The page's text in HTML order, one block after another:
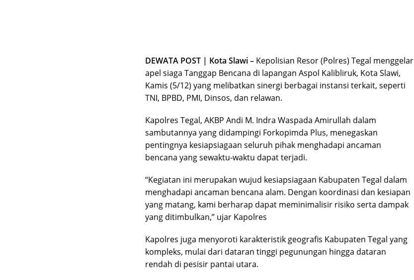
DEWATA POST | Kota Slawi – Kepolisian Resor (Polres) Tegal menggelar
apel siaga Tanggap Bencana di lapangan Aspol Kalibliruk, Kota Slawi,
Kamis (5/12) yang melibatkan sinergi berbagai instansi terkait, seperti
TNI, BPBD, PMI, Dinsos, dan relawan.
Kapolres Tegal, AKBP Andi M. Indra Waspada Amirullah dalam
sambutannya yang didampingi Forkopimda Plus, menegaskan
pentingnya kesiapsiagaan seluruh pihak menghadapi ancaman
bencana yang sewaktu-waktu dapat terjadi.
“Kegiatan ini merupakan wujud kesiapsiagaan Kabupaten Tegal dalam
menghadapi ancaman bencana alam. Dengan koordinasi dan kesiapan
yang matang, kami berharap dapat meminimalisir risiko serta dampak
yang ditimbulkan,” ujar Kapolres
Kapolres juga menyoroti karakteristik geografis Kabupaten Tegal yang
kompleks, mulai dari dataran tinggi pegunungan hingga dataran
rendah di pesisir pantai utara.